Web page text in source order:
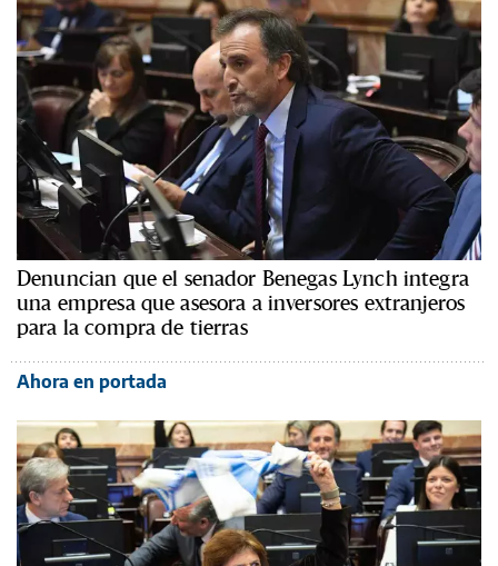
Denuncian que el senador Benegas Lynch integra
una empresa que asesora a inversores extranjeros
para la compra de tierras
Ahora en portada